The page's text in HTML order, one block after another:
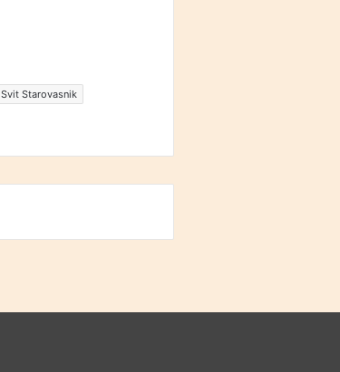
Svit Starovasnik